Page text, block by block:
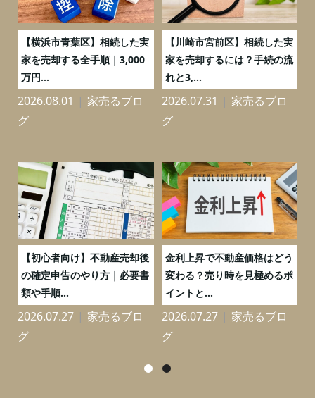
【横浜市青葉区】相続した実
家を売却する全手順｜3,000
万円...
2026.08.01
家売るブロ
グ
【川崎市宮前区】相続した実
家を売却するには？手続の流
れと3,...
2026.07.31
家売るブロ
グ
【初心者向け】不動産売却後
の確定申告のやり方｜必要書
類や手順...
2026.07.27
家売るブロ
グ
金利上昇で不動産価格はどう
変わる？売り時を見極めるポ
イントと...
2026.07.27
家売るブロ
グ